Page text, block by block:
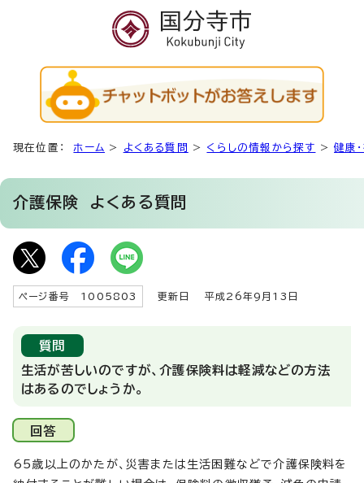
現在位置： ホーム > よくある質問 > くらしの情報から探す >健康
介護保険 よくある質問
ページ番号 1005803 更新日 平成26年9月13日
質問
生活が苦しいのですが、介護保険料は軽減などの方法
はあるのでしょうか。
回答
65歳以上のかたが、災害または生活困難などで介護保険料を